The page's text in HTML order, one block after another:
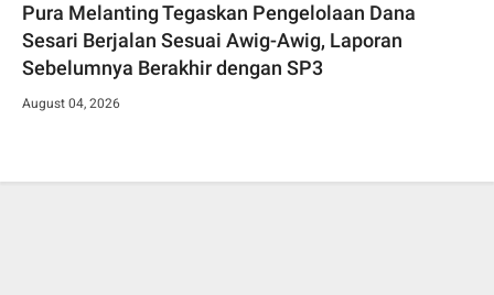
Pura Melanting Tegaskan Pengelolaan Dana
Sesari Berjalan Sesuai Awig-Awig, Laporan
Sebelumnya Berakhir dengan SP3
August 04, 2026